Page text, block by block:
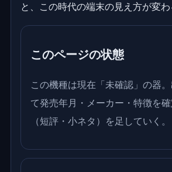
と、この時代の端末の見え方が変わ
このページの状態
この機種は現在「未確認」の器
て発売年月・メーカー・特徴を
（短評・小ネタ）を足していく。